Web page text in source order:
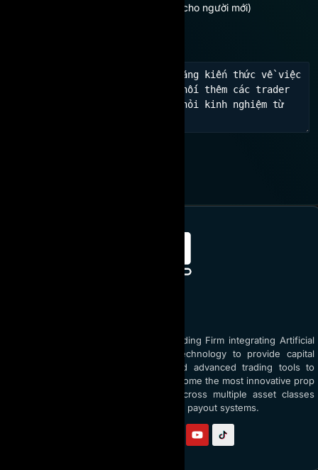
Chưa có kinh nghiệm (Dành cho người mới)
AI Prop is the world’s top Prop Trading Firm integrating Artificial
Intelligence (AI) and blockchain technology to provide capital
funding up to $5 million USD and advanced trading tools to
traders globally. With a vision to become the most innovative prop
firm, AI Prop empowers traders across multiple asset classes
through AI coaching and transparent payout systems.